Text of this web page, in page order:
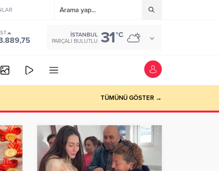
İSTANBUL
PARÇALI BULUTLU 31°C
TÜMÜNÜ GÖSTER →